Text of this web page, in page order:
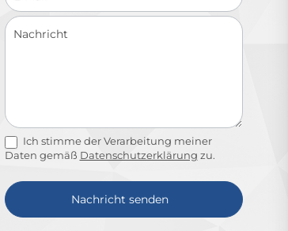
Ich stimme der Verarbeitung meiner
Daten gemäß Datenschutzerklärung zu.
Nachricht senden